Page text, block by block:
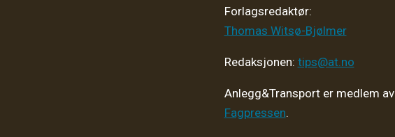
Forlagsredaktør:
Thomas Witsø-Bjølmer
Redaksjonen: tips@at.no
Anlegg&Transport er medlem av
Fagpressen.